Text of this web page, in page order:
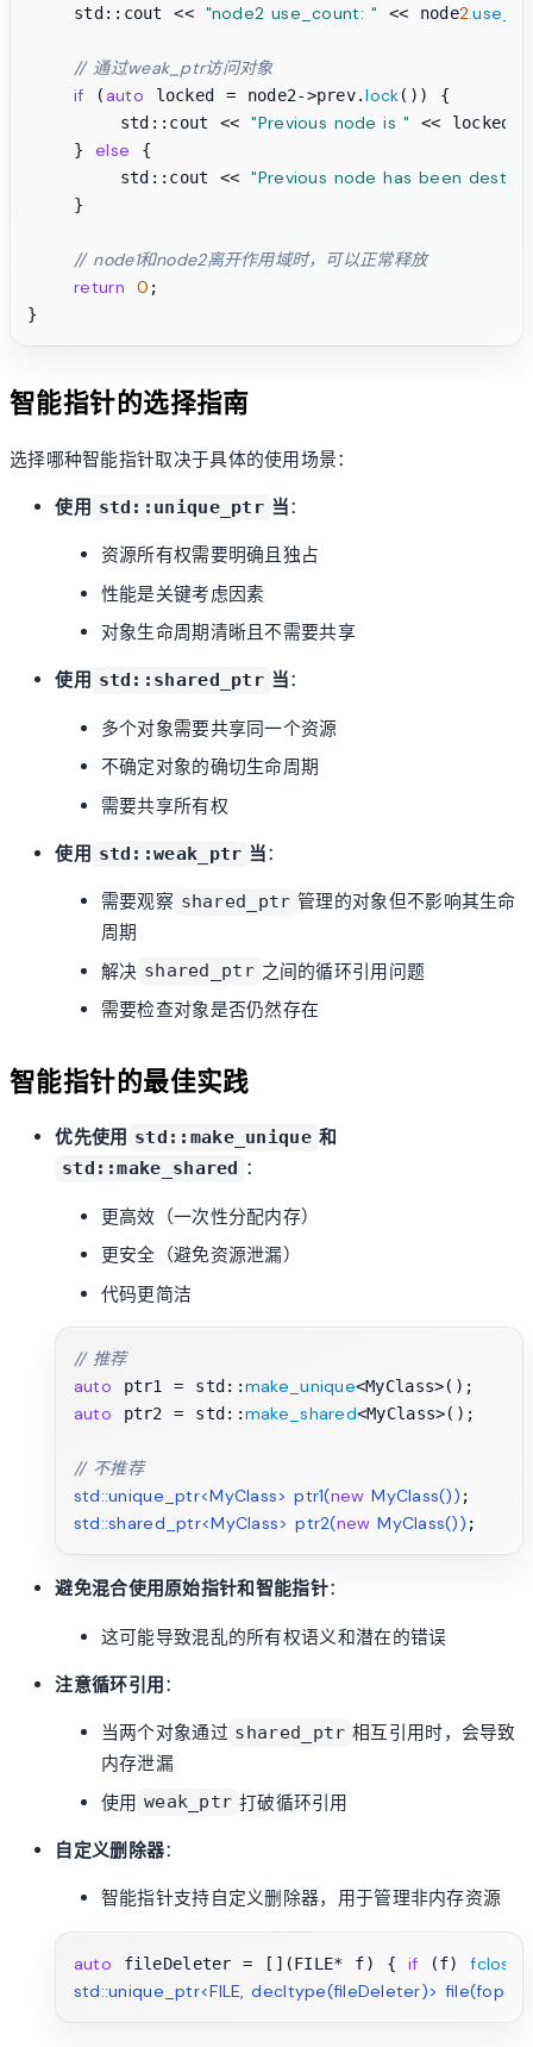
    std::cout <<
"node2 use_count: " << node2.
// 通过weak_ptr访问对象
if ( auto locked = node2->prev.lock()) {
        std::cout <<
"Previous node is " << locked-
    }
else {
        std::cout <<
"Previous node has been
    }
// node1和node2离开作用域时，可以正常释放
return
0 ;
智能指针的选择指南
选择哪种智能指针取决于具体的使用场景：
使用 std::unique_ptr 当：
资源所有权需要明确且独占
性能是关键考虑因素
对象生命周期清晰且不需要共享
使用 std::shared_ptr 当：
多个对象需要共享同一个资源
不确定对象的确切生命周期
需要共享所有权
使用 std::weak_ptr 当：
需要观察 shared_ptr 管理的对象但不影响其生命
周期
解决 shared_ptr 之间的循环引用问题
需要检查对象是否仍然存在
智能指针的最佳实践
优先使用 std::make_unique 和
std::make_shared ：
更高效（一次性分配内存）
更安全（避免资源泄漏）
代码更简洁
// 推荐
auto ptr1 = std::make_unique
auto ptr2 = std::make_shared<MyClass>();
// 不推荐
std::unique_ptr<MyClass> ptr1(new MyClass())
std::shared_ptr<MyClass> ptr2(new MyClass())
避免混合使用原始指针和智能指针：
这可能导致混乱的所有权语义和潜在的错误
注意循环引用：
当两个对象通过 shared_ptr 相互引用时，会导致
内存泄漏
使用 weak_ptr 打破循环引用
自定义删除器：
智能指针支持自定义删除器，用于管理非内存资源
auto fileDeleter = [](FILE* f) { if (f) fclose
std::unique_ptr<FILE, decltype(fileDeleter)> file(fopen(